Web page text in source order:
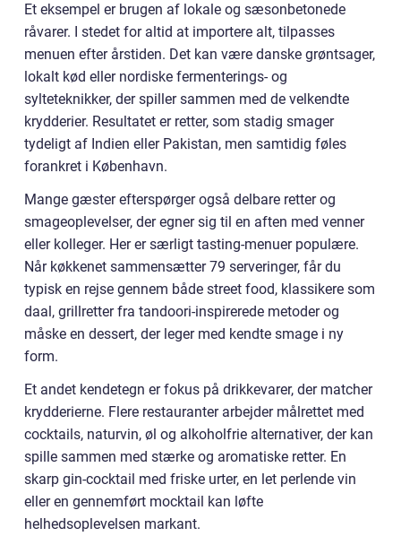
Et eksempel er brugen af lokale og sæsonbetonede
råvarer. I stedet for altid at importere alt, tilpasses
menuen efter årstiden. Det kan være danske grøntsager,
lokalt kød eller nordiske fermenterings- og
sylteteknikker, der spiller sammen med de velkendte
krydderier. Resultatet er retter, som stadig smager
tydeligt af Indien eller Pakistan, men samtidig føles
forankret i København.
Mange gæster efterspørger også delbare retter og
smageoplevelser, der egner sig til en aften med venner
eller kolleger. Her er særligt tasting-menuer populære.
Når køkkenet sammensætter 79 serveringer, får du
typisk en rejse gennem både street food, klassikere som
daal, grillretter fra tandoori-inspirerede metoder og
måske en dessert, der leger med kendte smage i ny
form.
Et andet kendetegn er fokus på drikkevarer, der matcher
krydderierne. Flere restauranter arbejder målrettet med
cocktails, naturvin, øl og alkoholfrie alternativer, der kan
spille sammen med stærke og aromatiske retter. En
skarp gin-cocktail med friske urter, en let perlende vin
eller en gennemført mocktail kan løfte
helhedsoplevelsen markant.